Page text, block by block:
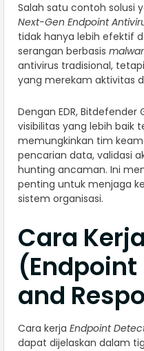
Salah satu contoh solusi
Next-Gen Endpoint
tidak hanya lebih efektif
serangan berbasis
antivirus tradisional,
yang merekam aktivitas
Dengan EDR,
visibilitas yang lebih baik
memungkinkan tim
pencarian data, validasi
hunting ancaman. Ini
penting untuk menjaga
sistem organisasi.
Cara Kerja
and
Cara kerja Endpoint
dapat dijelaskan dalam